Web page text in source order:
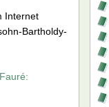
Internet
Bartholdy-